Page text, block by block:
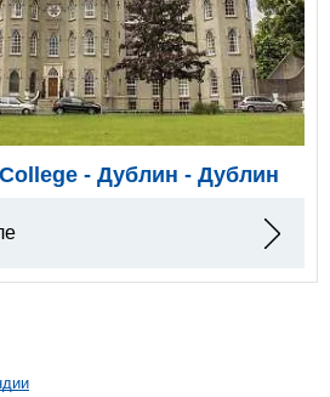
- Дублин - Дублин